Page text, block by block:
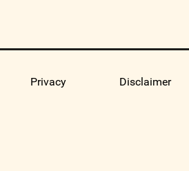
Privacy Disclaimer